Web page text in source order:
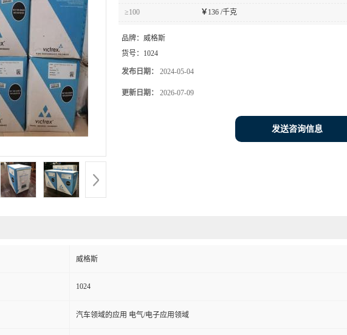
≥100 ￥ 136 /千克
品牌： 威格斯
货号： 1024
发布日期： 2024-05-04
更新日期： 2026-07-09
发送咨询信息
威格斯
1024
汽车领域的应用 电气/电子应用领域